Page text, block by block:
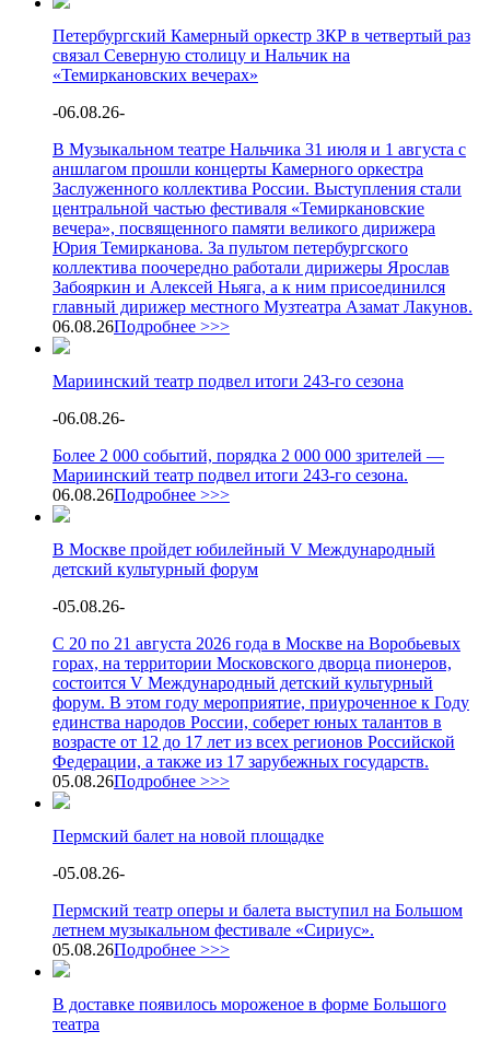
Петербургский Камерный оркестр ЗКР в четвертый раз
связал Северную столицу и Нальчик на
«Темиркановских вечерах»
-06.08.26-
В Музыкальном театре Нальчика 31 июля и 1 августа с
аншлагом прошли концерты Камерного оркестра
Заслуженного коллектива России. Выступления стали
центральной частью фестиваля «Темиркановские
вечера», посвященного памяти великого дирижера
Юрия Темирканова. За пультом петербургского
коллектива поочередно работали дирижеры Ярослав
Забояркин и Алексей Ньяга, а к ним присоединился
главный дирижер местного Музтеатра Азамат Лакунов.
06.08.26Подробнее >>>
Мариинский театр подвел итоги 243-го сезона
-06.08.26-
Более 2 000 событий, порядка 2 000 000 зрителей —
Мариинский театр подвел итоги 243-го сезона.
06.08.26Подробнее >>>
В Москве пройдет юбилейный V Международный
детский культурный форум
-05.08.26-
С 20 по 21 августа 2026 года в Москве на Воробьевых
горах, на территории Московского дворца пионеров,
состоится V Международный детский культурный
форум. В этом году мероприятие, приуроченное к Году
единства народов России, соберет юных талантов в
возрасте от 12 до 17 лет из всех регионов Российской
Федерации, а также из 17 зарубежных государств.
05.08.26Подробнее >>>
Пермский балет на новой площадке
-05.08.26-
Пермский театр оперы и балета выступил на Большом
летнем музыкальном фестивале «Сириус».
05.08.26Подробнее >>>
В доставке появилось мороженое в форме Большого
театра